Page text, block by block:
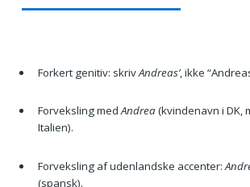
Forkert genitiv: skrivAndreas’, ikke
Forveksling medAndrea(kvindenavn i DK,
Italien).
Forveksling af udenlandske accenter:
(spansk).